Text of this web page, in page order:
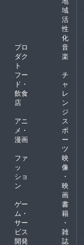
域
活
性
化
プロ
ダク
ト
音
楽
フー
ド・
飲食
店
チ
ャ
レ
ン
ジ
アニ
メ・
漫画
ス
ポ
ー
ツ
ファ
ッ
ショ
ン
映
像
・
映
画
ゲー
ム・
サー
ビス
開発
書
籍
・
雑
誌